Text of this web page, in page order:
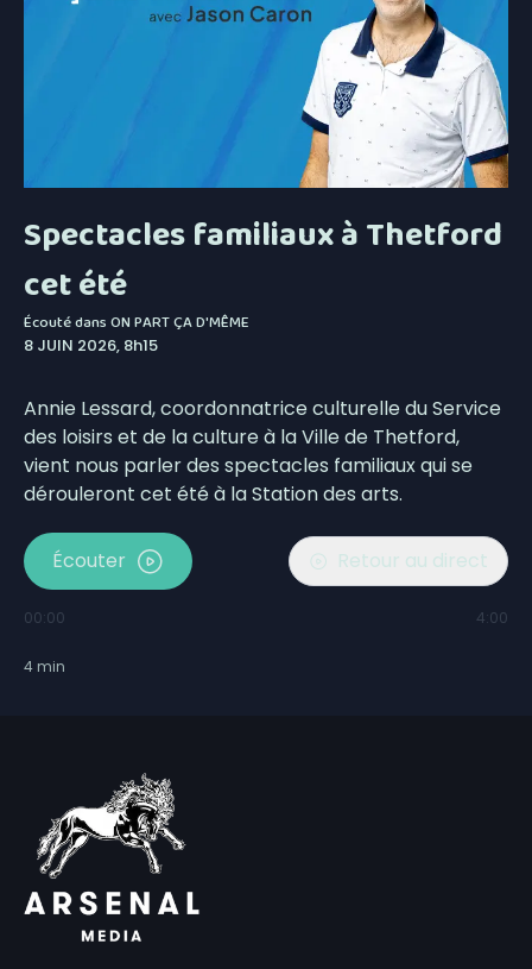
Spectacles familiaux à Thetford
cet été
Écouté dansON PART ÇA D'MÊME
8 JUIN 2026, 8h15
Annie Lessard, coordonnatrice culturelle du Service
des loisirs et de la culture à la Ville de Thetford,
vient nous parler des spectacles familiaux qui se
dérouleront cet été à la Station des arts.
Écouter Retour au direct
00:00 4:00
4 min